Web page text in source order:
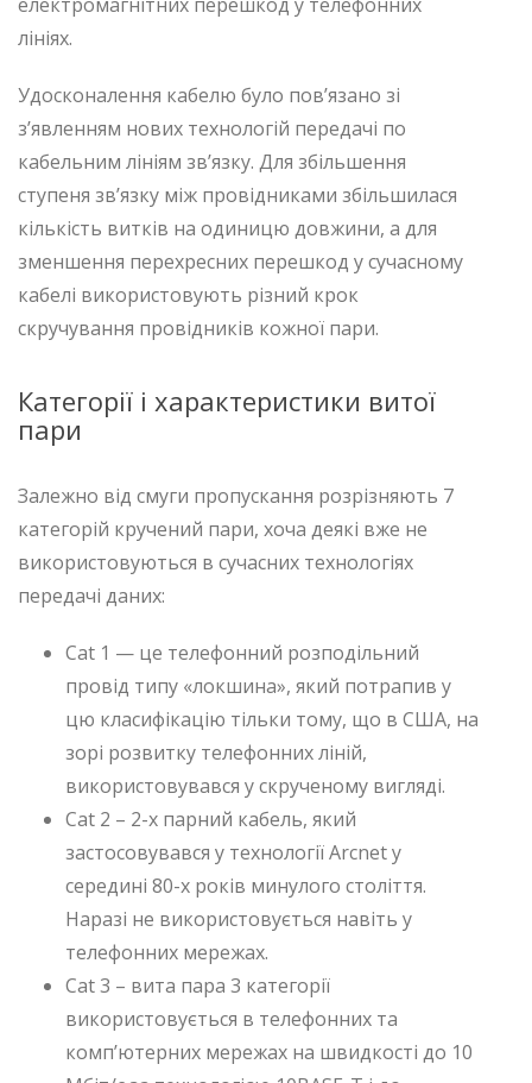
лініях.
Удосконалення кабелю було пов’язано зі
з’явленням нових технологій передачі по
кабельним лініям зв’язку. Для збільшення
ступеня зв’язку між провідниками збільшилася
кількість витків на одиницю довжини, а для
зменшення перехресних перешкод у сучасному
кабелі використовують різний крок
скручування провідників кожної пари.
Категорії і характеристики витої
пари
Залежно від смуги пропускання розрізняють 7
категорій кручений пари, хоча деякі вже не
використовуються в сучасних технологіях
передачі даних:
Cat 1 — це телефонний розподільний
провід типу «локшина», який потрапив у
цю класифікацію тільки тому, що в США, на
зорі розвитку телефонних ліній,
використовувався у скрученому вигляді.
Cat 2 – 2-х парний кабель, який
застосовувався у технології Arcnet у
середині 80-х років минулого століття.
Наразі не використовується навіть у
телефонних мережах.
Cat 3 – вита пара 3 категорії
використовується в телефонних та
комп’ютерних мережах на швидкості до 10